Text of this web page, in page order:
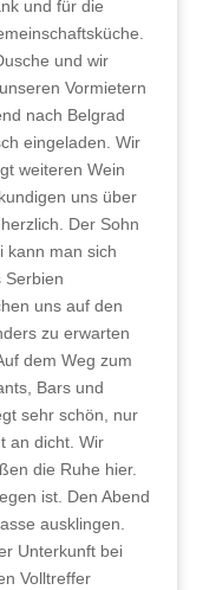
und für die
und wir
Vormietern
nach Belgrad
eingeladen. Wir
weiteren Wein
uns über
Der Sohn
kann man sich
Serbien
uns auf den
zu erwarten
dem Weg zum
Bars und
sehr schön, nur
an dicht. Wir
die Ruhe hier.
ist. Den Abend
ausklingen.
Unterkunft bei
Volltreffer